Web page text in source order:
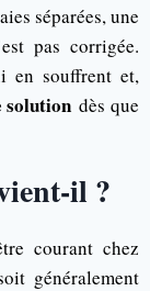
séparées, une
pas corrigée.
en souffrent et,
solution dès que
il ?
courant chez
généralement